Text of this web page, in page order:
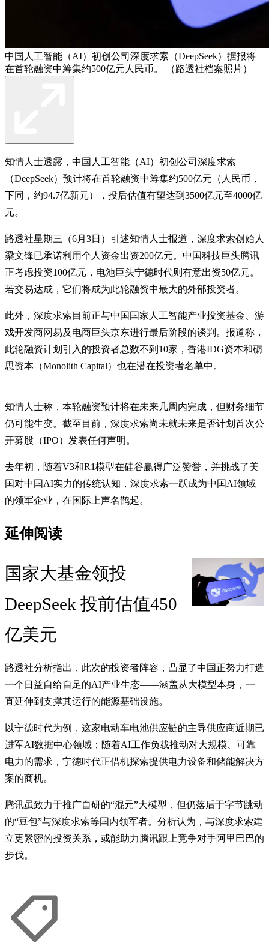
中国人工智能（AI）初创公司深度求索（DeepSeek）据报将
在首轮融资中筹集约500亿元人民币。 （路透社档案照片）
知情人士透露，中国人工智能（AI）初创公司深度求索
（DeepSeek）预计将在首轮融资中筹集约500亿元（人民币，
下同，约94.7亿新元），投后估值有望达到3500亿元至4000亿
元。
路透社星期三（6月3日）引述知情人士报道，深度求索创始人
梁文锋已承诺利用个人资金出资200亿元。中国科技巨头腾讯
正考虑投资100亿元，电池巨头宁德时代则有意出资50亿元。
若交易达成，它们将成为此轮融资中最大的外部投资者。
此外，深度求索目前正与中国国家人工智能产业投资基金、游
戏开发商网易及电商巨头京东进行最后阶段的谈判。报道称，
此轮融资计划引入的投资者总数不到10家，香港IDG资本和砺
思资本（Monolith Capital）也在潜在投资者名单中。
知情人士称，本轮融资预计将在未来几周内完成，但财务细节
仍可能生变。截至目前，深度求索尚未就未来是否计划首次公
开募股（IPO）发表任何声明。
去年初，随着V3和R1模型在硅谷赢得广泛赞誉，并挑战了美
国对中国AI实力的传统认知，深度求索一跃成为中国AI领域
的领军企业，在国际上声名鹊起。
延伸阅读
国家大基金领投
DeepSeek 投前估值450
亿美元
路透社分析指出，此次的投资者阵容，凸显了中国正努力打造
一个日益自给自足的AI产业生态——涵盖从大模型本身，一
直延伸到支撑其运行的能源基础设施。
以宁德时代为例，这家电动车电池供应链的主导供应商近期已
进军AI数据中心领域；随着AI工作负载推动对大规模、可靠
电力的需求，宁德时代正借机探索提供电力设备和储能解决方
案的商机。
腾讯虽致力于推广自研的“混元”大模型，但仍落后于字节跳动
的“豆包”与深度求索等国内领军者。分析认为，与深度求索建
立更紧密的投资关系，或能助力腾讯跟上竞争对手阿里巴巴的
步伐。